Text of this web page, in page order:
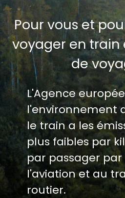
Pour vous et
voyager en train
de
L'Agence
l'environnement
le train a les
plus faibles par
par passager
l'aviation et au
routier.